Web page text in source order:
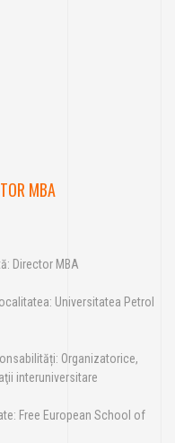
MBA
Director MBA
Universitatea Petrol
Organizatorice,
interuniversitare
Free European School of